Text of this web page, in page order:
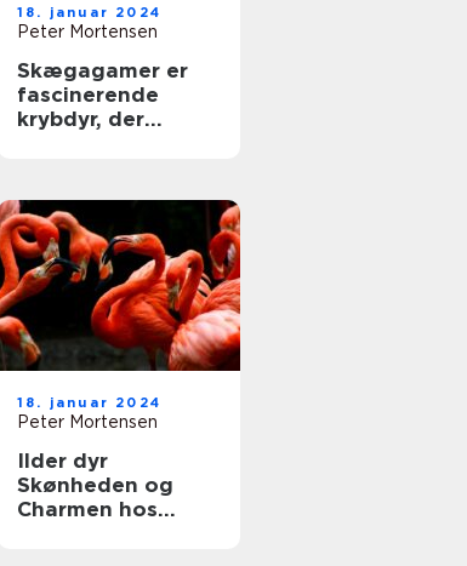
18. januar 2024
Peter Mortensen
Skægagamer er
fascinerende
krybdyr, der
deres unikke
udseende og
interessante
adfærd
18. januar 2024
Peter Mortensen
Ilder dyr
Skønheden og
Charmen hos